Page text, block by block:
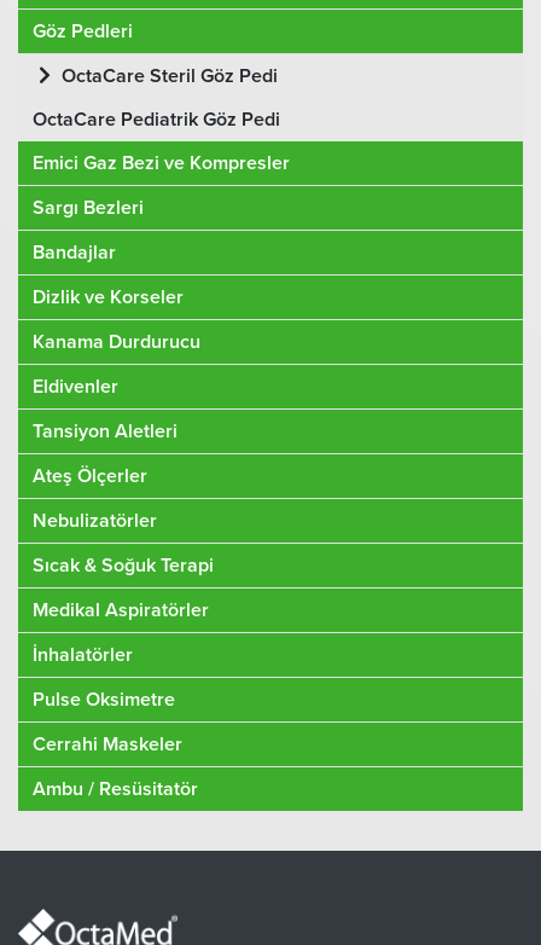
Göz Pedleri
OctaCare Steril Göz Pedi
OctaCare Pediatrik Göz Pedi
Emici Gaz Bezi ve Kompresler
Sargı Bezleri
Bandajlar
Dizlik ve Korseler
Kanama Durdurucu
Eldivenler
Tansiyon Aletleri
Ateş Ölçerler
Nebulizatörler
Sıcak & Soğuk Terapi
Medikal Aspiratörler
İnhalatörler
Pulse Oksimetre
Cerrahi Maskeler
Ambu / Resüsitatör